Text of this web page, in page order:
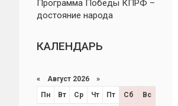
Программа Победы КПРФ –
достояние народа
КАЛЕНДАРЬ
« Август 2026 »
Пн
Вт Ср Чт Пт Сб Вс